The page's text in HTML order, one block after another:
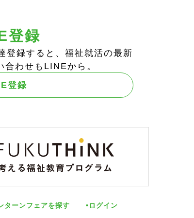
登録
登録すると、福祉就活の最新
わせもLINEから。
登録
ターンフェアを探す ログイン